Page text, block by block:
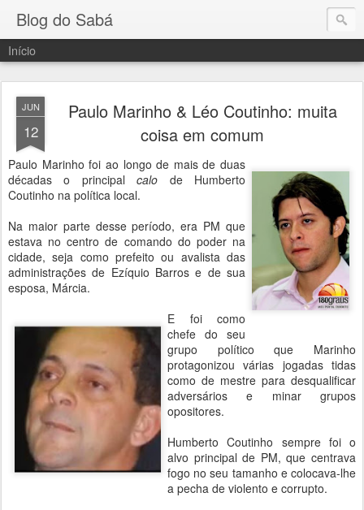
Blog do Sabá
Início
JUN
12
Paulo Marinho & Léo Coutinho: muita
coisa em comum
Paulo Marinho foi ao longo de mais de duas
décadas o principalcalo de Humberto
Coutinho na política local.
Na maior parte desse período, era PM que
estava no centro de comando do poder na
cidade, seja como prefeito ou avalista das
administrações de Ezíquio Barros e de sua
esposa, Márcia.
E foi como
chefe do seu
grupo político que Marinho
protagonizou várias jogadas tidas
como de mestre para desqualificar
adversários e minar grupos
opositores.
Humberto Coutinho sempre foi o
alvo principal de PM, que centrava
fogo no seu tamanho e colocava-lhe
a pecha de violento e corrupto.